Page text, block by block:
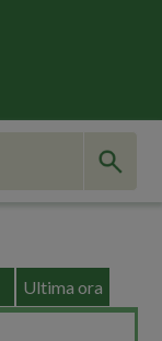
Ultima ora